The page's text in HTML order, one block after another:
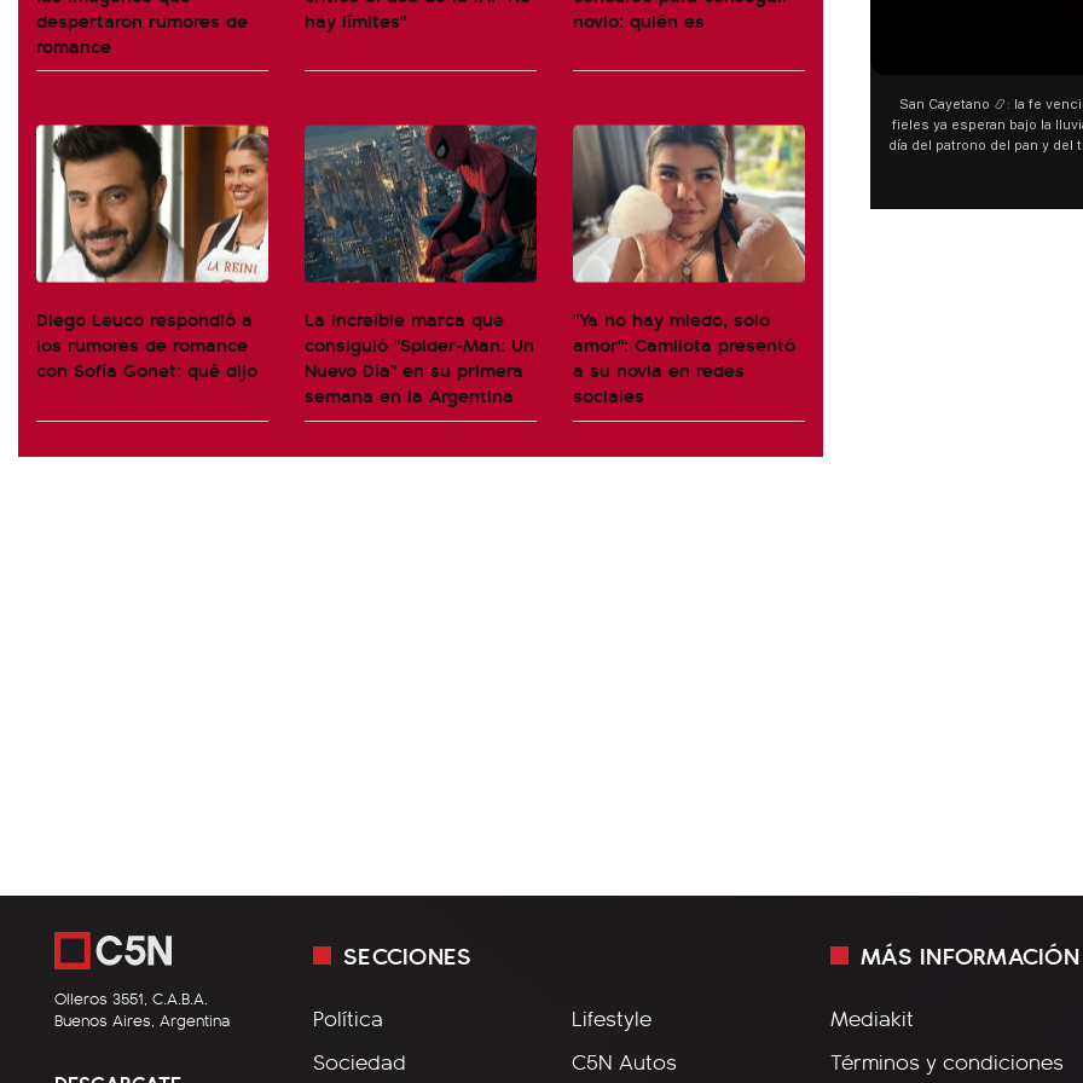
despertaron rumores de
romance
hay límites"
novio: quién es
Diego Leuco respondió a
los rumores de romance
con Sofía Gonet: qué dijo
La increíble marca que
consiguió "Spider-Man: Un
Nuevo Día" en su primera
semana en la Argentina
"Ya no hay miedo, solo
amor": Camilota presentó
a su novia en redes
sociales
San Cayetano 📿: la fe
fieles ya esperan bajo la
día del patrono del pan y del
y pedir. 🎙️
Olleros 3551, C.A.B.A.
Buenos Aires, Argentina
SECCIONES
Política
Sociedad
Lifestyle
C5N Autos
MÁS INFORMACIÓN
Mediakit
Términos y condiciones